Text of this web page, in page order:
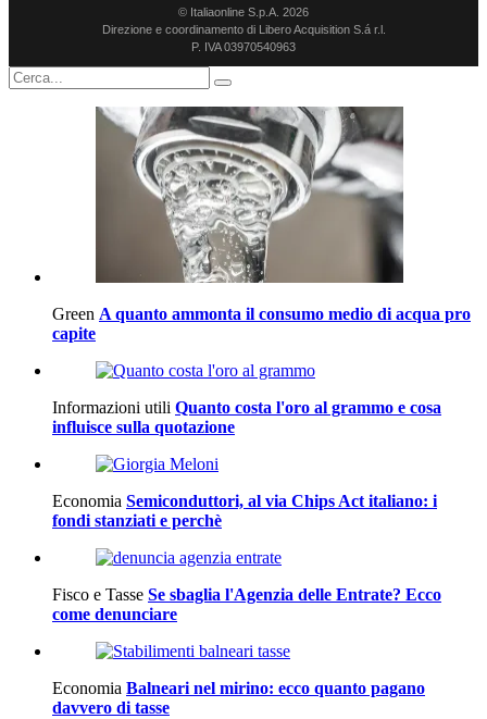
© Italiaonline S.p.A. 2026
Direzione e coordinamento di Libero Acquisition S.á r.l.
P. IVA 03970540963
Green A quanto ammonta il consumo medio di acqua pro
capite
Informazioni utili Quanto costa l'oro al grammo e cosa
influisce sulla quotazione
Economia Semiconduttori, al via Chips Act italiano: i
fondi stanziati e perchè
Fisco e Tasse Se sbaglia l'Agenzia delle Entrate? Ecco
come denunciare
Economia Balneari nel mirino: ecco quanto pagano
davvero di tasse